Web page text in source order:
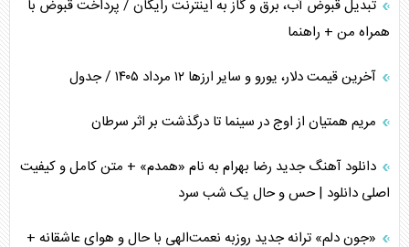
تبدیل قبوض آب، برق و گاز به اینترنت رایگان / پرداخت قبوض با
همراه من + راهنما
آخرین قیمت دلار، یورو و سایر ارز‌ها ۱۲ مرداد ۱۴۰۵ / جدول
مریم همتیان از اوج در سینما تا درگذشت بر اثر سرطان
دانلود آهنگ جدید رضا بهرام به نام «همدم» + متن کامل و کیفیت
اصلی دانلود | حس و حال یک شب سرد
«جون دلم» ترانه جدید روزبه نعمت‌الهی با حال و هوای عاشقانه +